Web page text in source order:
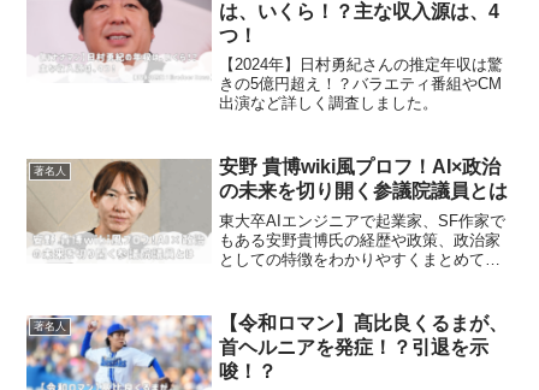
は、いくら！？主な収入源は、4
つ！
【2024年】日村勇紀さんの推定年収は驚
きの5億円超え！？バラエティ番組やCM
出演など詳しく調査しました。
著名人
安野 貴博wiki風プロフ！AI×政治
の未来を切り開く参議院議員とは
東大卒AIエンジニアで起業家、SF作家で
もある安野貴博氏の経歴や政策、政治家
としての特徴をわかりやすくまとめてみ
著名人
【令和ロマン】髙比良くるまが、
首ヘルニアを発症！？引退を示
唆！？